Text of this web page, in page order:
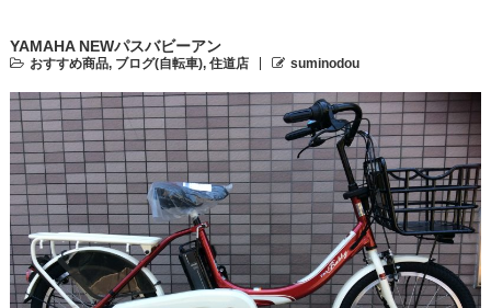
YAMAHA NEWパスバビーアン
おすすめ商品, ブログ(自転車), 住道店 suminodou